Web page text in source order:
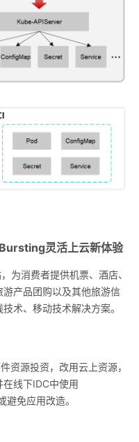
灵活上云新体验
为消费者提供机票、酒店、
产品团购以及其他旅游信
术、移动技术解决方案。
资源投资，改用云上资源，
线下IDC中使用
免应用改造。